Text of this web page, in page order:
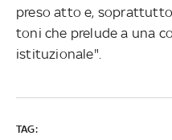
preso atto e,
toni che prelude a una
istituzionale".
TAG: